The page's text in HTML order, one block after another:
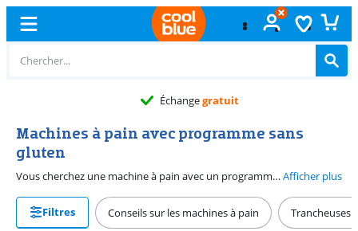
Échangegratuit
Machines à pain avec programme sans
gluten
Vous cherchez une machine à pain avec un programme sans gluten ? Découvrez ici notre assortiment complet de machines à pain avec un programme sans gluten.Afficher plus
Filtres Conseils sur les machines à pain Trancheuses